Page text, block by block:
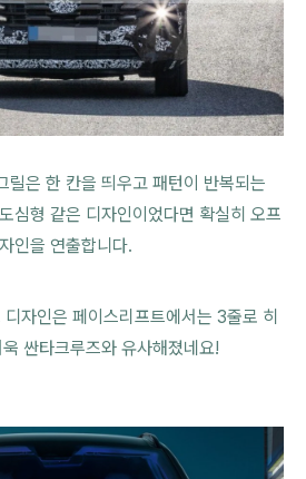
릴은 한 칸을 띄우고 패턴이 반복되는
심형 같은 디자인이었다면 확실히 오프
인을 연출합니다.
자인은 페이스리프트에서는 3줄로 히
싼타크루즈와 유사해졌네요!